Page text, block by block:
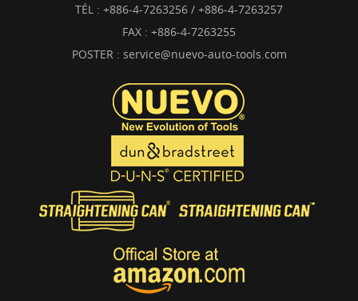
TÉL : +886-4-7263256 / +886-4-7263257
FAX : +886-4-7263255
POSTER : service@nuevo-auto-tools.com